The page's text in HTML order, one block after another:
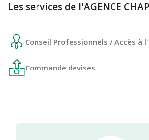
Les services de l'AGENCE
Conseil Professionnels / Accès à
Commande devises